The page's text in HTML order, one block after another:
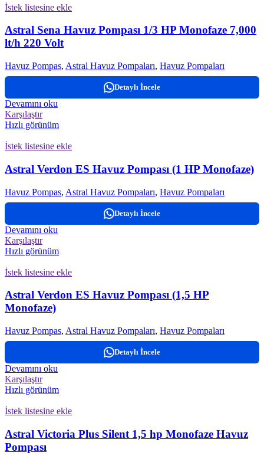
İstek listesine ekle
Astral Sena Havuz Pompası 1/3 HP Monofaze 7,000
lt/h 220 Volt
Havuz Pompas, Astral Havuz Pompaları, Havuz Pompaları
Detaylı İncele
Devamını oku
Karşılaştır
Hızlı görünüm
İstek listesine ekle
Astral Verdon ES Havuz Pompası (1 HP Monofaze)
Havuz Pompas, Astral Havuz Pompaları, Havuz Pompaları
Detaylı İncele
Devamını oku
Karşılaştır
Hızlı görünüm
İstek listesine ekle
Astral Verdon ES Havuz Pompası (1,5 HP
Monofaze)
Havuz Pompas, Astral Havuz Pompaları, Havuz Pompaları
Detaylı İncele
Devamını oku
Karşılaştır
Hızlı görünüm
İstek listesine ekle
Astral Victoria Plus Silent 1,5 hp Monofaze Havuz
Pompası